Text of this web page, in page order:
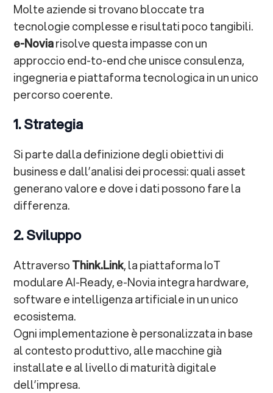
Molte aziende si trovano bloccate tra
tecnologie complesse e risultati poco tangibili.
e-Noviarisolve questa impasse con un
approccio end-to-end che unisce consulenza,
ingegneria e piattaforma tecnologica in un unico
percorso coerente.
1. Strategia
Si parte dalla definizione degli obiettivi di
business e dall’analisi dei processi: quali asset
generano valore e dove i dati possono fare la
differenza.
2. Sviluppo
AttraversoThink.Link, la piattaforma IoT
modulare AI-Ready, e-Novia integra hardware,
software e intelligenza artificiale in un unico
ecosistema.
Ogni implementazione è personalizzata in base
al contesto produttivo, alle macchine già
installate e al livello di maturità digitale
dell’impresa.